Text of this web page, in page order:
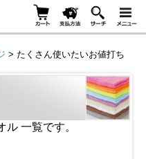
> たくさん使いたいお値打ち
一覧です。